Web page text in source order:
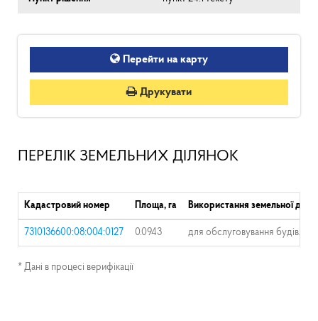
Перейти на карту
Друкувати
ПЕРЕЛІК ЗЕМЕЛЬНИХ ДІЛЯНОК
Кадастровий номер Площа, га Використання земельної
7310136600:08:004:0127 0.0943 для обслуговування будівлі
* Дані в процесі верифікації